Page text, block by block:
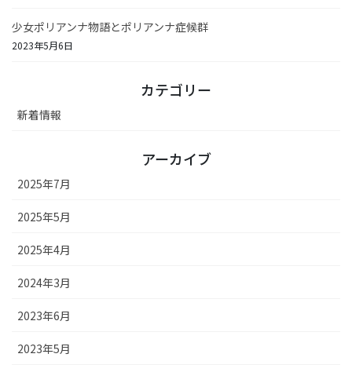
少女ポリアンナ物語とポリアンナ症候群
2023年5月6日
カテゴリー
新着情報
アーカイブ
2025年7月
2025年5月
2025年4月
2024年3月
2023年6月
2023年5月